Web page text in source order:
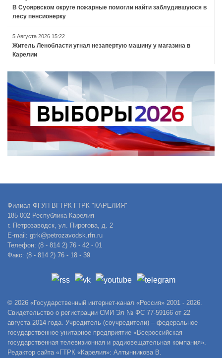
В Суоярвском округе пожарные помогли найти заблудившуюся в
лесу пенсионерку
5 Августа 2026 15:22
Житель Ленобласти угнал незапертую машину у магазина в
Карелии
Филиал ФГУП ВГТРК ГТРК "КАРЕЛИЯ"
185 002 Республика Карелия
г. Петрозаводск, ул. Пирогова, д. 2
E-mail: gtrk@petrozavodsk.rfn.ru
Телефон: (8 - 814 2) 76 - 42 - 01
Факс: (8 - 814 2) 76 - 18 - 39
© 2026 «Государственный интернет-канал «Россия» 2001 - 2026.
Свидетельство о регистрации СМИ Эл № ФС 77-59166 от 22
августа 2014 года. Учредитель (соучредители) – федеральное
государственное унитарное предприятие «Всероссийская
государственная телевизионная и радиовещательная компания».
Редактор сайта «ГТРК «Карелия»: Алтынникова В.